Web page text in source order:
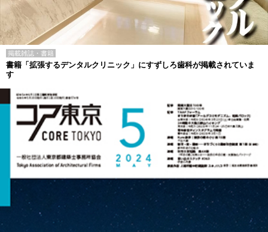
掲載雑誌・書籍
書籍「拡張するデンタルクリニック」にすずしろ歯科が掲載されていま
す